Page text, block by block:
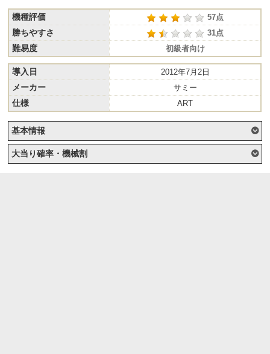
機種評価 57点
勝ちやすさ 31点
難易度 初級者向け
導入日 2012年7月2日
メーカー サミー
仕様 ART
基本情報
大当り確率・機械割